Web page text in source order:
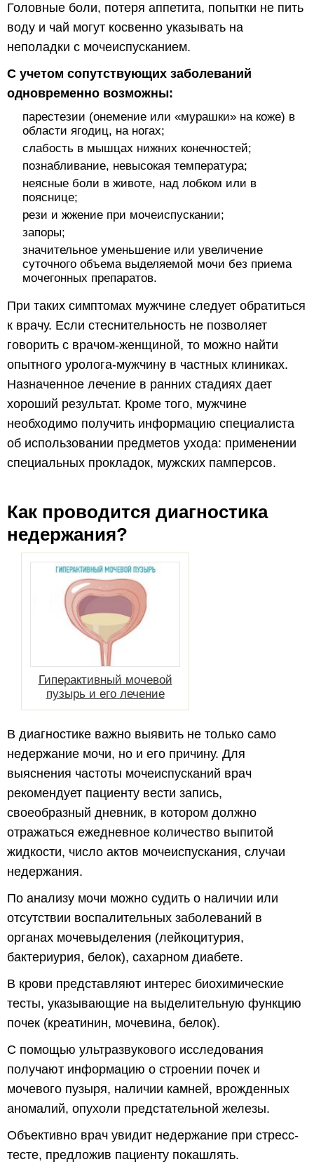
Головные боли, потеря аппетита, попытки не пить
воду и чай могут косвенно указывать на
неполадки с мочеиспусканием.
С учетом сопутствующих заболеваний
одновременно возможны:
парестезии (онемение или «мурашки» на коже) в
области ягодиц, на ногах;
слабость в мышцах нижних конечностей;
познабливание, невысокая температура;
неясные боли в животе, над лобком или в
пояснице;
рези и жжение при мочеиспускании;
запоры;
значительное уменьшение или увеличение
суточного объема выделяемой мочи без приема
мочегонных препаратов.
При таких симптомах мужчине следует обратиться
к врачу. Если стеснительность не позволяет
говорить с врачом-женщиной, то можно найти
опытного уролога-мужчину в частных клиниках.
Назначенное лечение в ранних стадиях дает
хороший результат. Кроме того, мужчине
необходимо получить информацию специалиста
об использовании предметов ухода: применении
специальных прокладок, мужских памперсов.
Как проводится диагностика
недержания?
Гиперактивный мочевой
пузырь и его лечение
В диагностике важно выявить не только само
недержание мочи, но и его причину. Для
выяснения частоты мочеиспусканий врач
рекомендует пациенту вести запись,
своеобразный дневник, в котором должно
отражаться ежедневное количество выпитой
жидкости, число актов мочеиспускания, случаи
недержания.
По анализу мочи можно судить о наличии или
отсутствии воспалительных заболеваний в
органах мочевыделения (лейкоцитурия,
бактериурия, белок), сахарном диабете.
В крови представляют интерес биохимические
тесты, указывающие на выделительную функцию
почек (креатинин, мочевина, белок).
С помощью ультразвукового исследования
получают информацию о строении почек и
мочевого пузыря, наличии камней, врожденных
аномалий, опухоли предстательной железы.
Объективно врач увидит недержание при стресс-
тесте, предложив пациенту покашлять.